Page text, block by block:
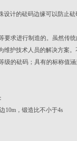
计的砝码边缘可以防止砝
要求进行制造的。虽然传
护技术人员的解决方案
的砝码；具有的标称值涵
10m，锻造比不小于4s